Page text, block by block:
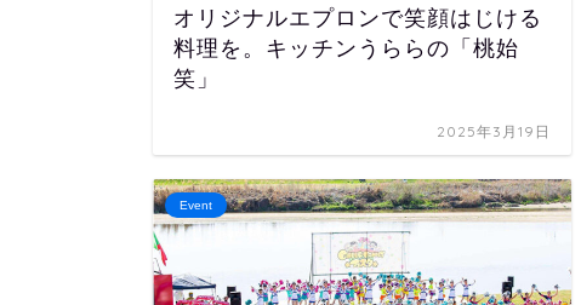
オリジナルエプロンで笑顔はじける
料理を。キッチンうららの「桃始
笑」
2025年3月19日
Event